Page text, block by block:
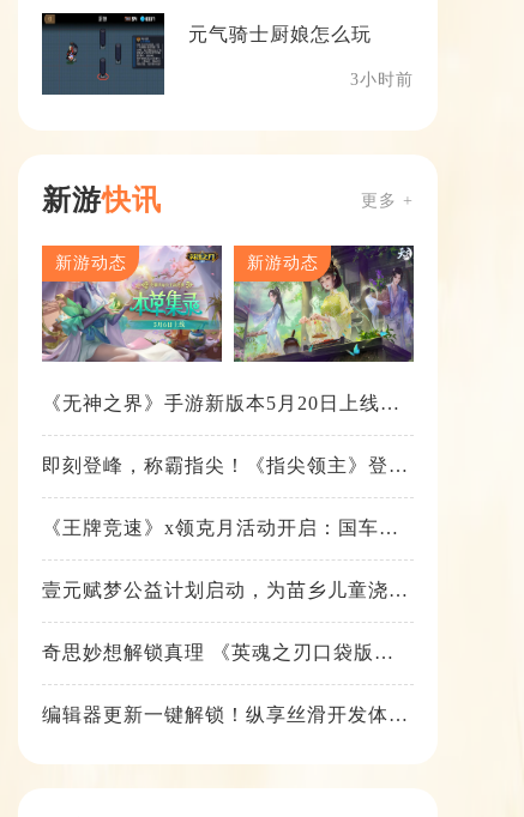
元气骑士厨娘怎么玩
3小时前
新游快讯 更多 +
新游动态 新游动态
《无神之界》手游新版本5月20日上线，
即刻登峰，称霸指尖！《指尖领主》登峰
《王牌竞速》x领克月活动开启：国车喜
壹元赋梦公益计划启动，为苗乡儿童浇筑
奇思妙想解锁真理 《英魂之刃口袋版》
编辑器更新一键解锁！纵享丝滑开发体